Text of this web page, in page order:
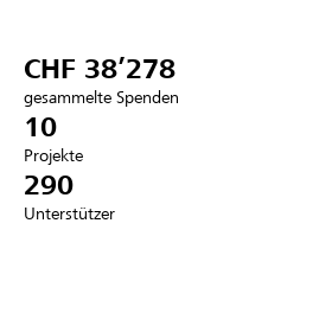
Anmelden
CHF 38’278
gesammelte Spenden
10
Projekte
290
Unterstützer